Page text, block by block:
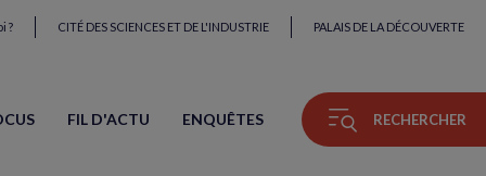
? CITÉ DES SCIENCES ET DE L'INDUSTRIE PALAIS DE LA DÉCOUVERTE
FIL D'ACTU ENQUÊTES RECHERCHER